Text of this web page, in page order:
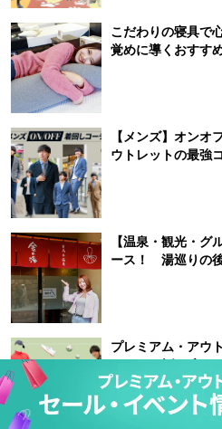
こだわりの寝具で
覚めに導くおすす
【メンズ】オンオ
ウトレットの最強
【温泉・観光・グ
ース！ 湯巡りの
プレミアム・アウ